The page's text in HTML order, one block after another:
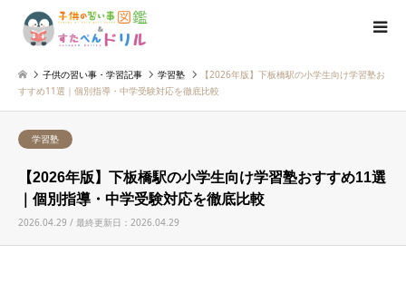
子供の習い事・学習記事 学習塾
【2026年版】下板橋駅の小学生向け学習塾お
すすめ11選｜個別指導・中学受験対応を徹底比較
学習塾
【2026年版】下板橋駅の小学生向け学習塾おすすめ11選
｜個別指導・中学受験対応を徹底比較
2026.04.29 / 最終更新日：2026.04.29